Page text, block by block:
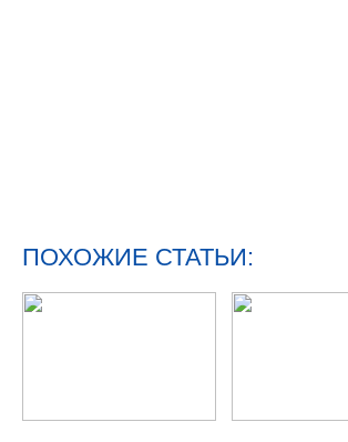
ПОХОЖИЕ СТАТЬИ: